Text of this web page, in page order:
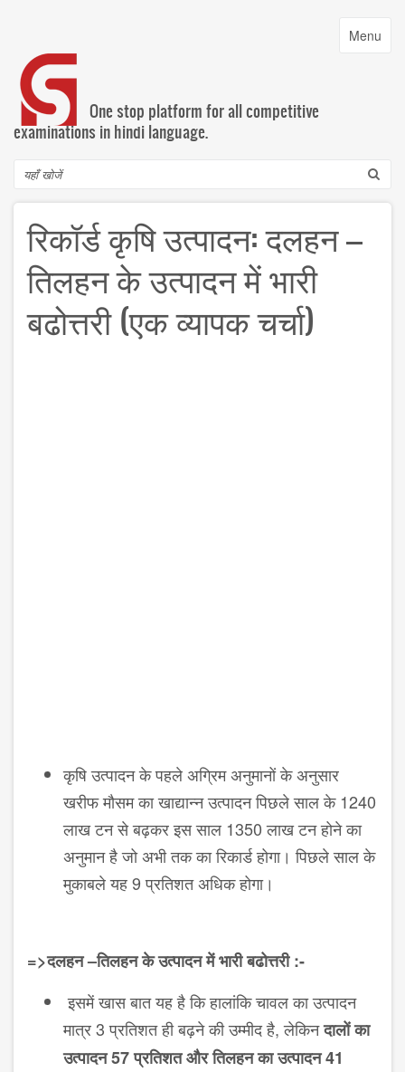
content
Toggle
Menu
One stop platform for all competitive
examinations in hindi language.
Search
रिकॉर्ड कृषि उत्पादन: दलहन –
तिलहन के उत्पादन में भारी
बढोत्तरी (एक व्यापक चर्चा)
कृषि उत्पादन के पहले अग्रिम अनुमानों के अनुसार
खरीफ मौसम का खाद्यान्न उत्पादन पिछले साल के 1240
लाख टन से बढ़कर इस साल 1350 लाख टन होने का
अनुमान है जो अभी तक का रिकार्ड होगा। पिछले साल के
मुकाबले यह 9 प्रतिशत अधिक होगा।
=>दलहन –तिलहन के उत्पादन में भारी बढोत्तरी :-
इसमें खास बात यह है कि हालांकि चावल का उत्पादन
मात्र 3 प्रतिशत ही बढ़ने की उम्मीद है, लेकिनदालों का
उत्पादन57प्रतिशत और तिलहन का उत्पादन41